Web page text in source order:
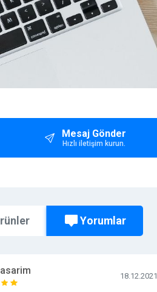
Mesaj Gönder
Hızlı iletişim kurun.
Yorumlar
18.12.2021